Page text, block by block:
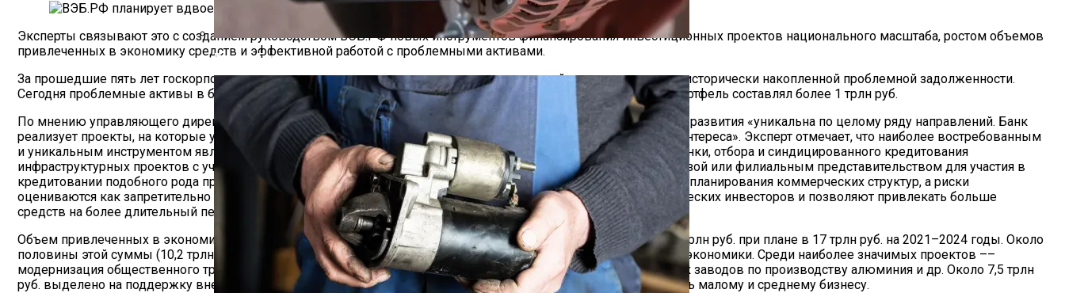
Ремонт Генератора
Эксперты связывают это с созданием руководством ВЭБ.РФ новых инструментов финансирования инвестиционных проектов национального масштаба, ростом объемов
привлеченных в экономику средств и эффективной работой с проблемными активами.
За прошедшие пять лет госкорпорации удалось реализовать комплекс мер, направленный на урегулирование исторически накопленной проблемной задолженности.
Сегодня проблемные активы в балансе ВЭБ.РФ оцениваются всего в 317 млрд руб. До этого «проблемный» портфель составлял более 1 трлн руб.
По мнению управляющего директора рейтингового агентства НКР Андрея Пискунова, роль ВЭБа как института развития «уникальна по целому ряду направлений. Банк
реализует проекты, на которые у региональных властей нет средств, а у частного бизнеса нет коммерческого интереса». Эксперт отмечает, что наиболее востребованным
и уникальным инструментом является «Фабрика проектного финансирования» как комплексный механизм оценки, отбора и синдицированного кредитования
инфраструктурных проектов с участием коммерческих структур. Банки зачастую не обладают нужной экспертизой или филиальным представительством для участия в
кредитовании подобного рода проектов. Сроки их реализации, как правило, существенно превышают горизонт планирования коммерческих структур, а риски
оцениваются как запретительно высокие. Участие ВЭБа и госсубсидирование вселяют уверенность в коммерческих инвесторов и позволяют привлекать больше
средств на более длительный период, считает господин Пискунов.
Объем привлеченных в экономику РФ средств к концу 2024 года, согласно данным корпорации, превысит 22 трлн руб. при плане в 17 трлн руб. на 2021–2024 годы. Около
половины этой суммы (10,2 трлн руб.) направлено на развитие промышленности, инфраструктуры и городской экономики. Среди наиболее значимых проектов ––
модернизация общественного транспорта в городах, строительство терминала аэропорта Новый Уренгой, запуск заводов по производству алюминия и др. Около 7,5 трлн
руб. выделено на поддержку внешней торговли — несырьевого экспорта и импорта, около 3,4 трлн — на помощь малому и среднему бизнесу.